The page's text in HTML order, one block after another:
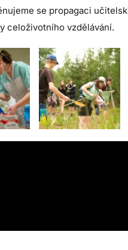
se propagaci
celoživotního vzdělávání.